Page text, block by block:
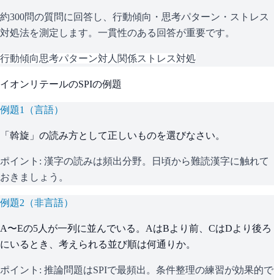
約300問の質問に回答し、行動傾向・思考パターン・ストレス
対処法を測定します。一貫性のある回答が重要です。
行動傾向思考パターン対人関係ストレス対処
イオンリテールのSPIの例題
例題1 （言語）
「斡旋」の読み方として正しいものを選びなさい。
ポイント: 漢字の読みは頻出分野。日頃から難読漢字に触れて
おきましょう。
例題2 （非言語）
A〜Eの5人が一列に並んでいる。AはBより前、CはDより後ろ
にいるとき、考えられる並び順は何通りか。
ポイント: 推論問題はSPIで最頻出。条件整理の練習が効果的で